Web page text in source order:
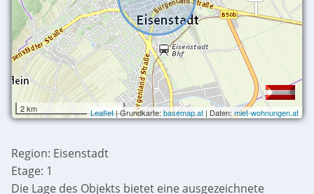
2 km Leaflet| Grundkarte:basemap.at| Daten:miet-wohnungen.at
Region: Eisenstadt
Etage: 1
Die Lage des Objekts bietet eine ausgezeichnete